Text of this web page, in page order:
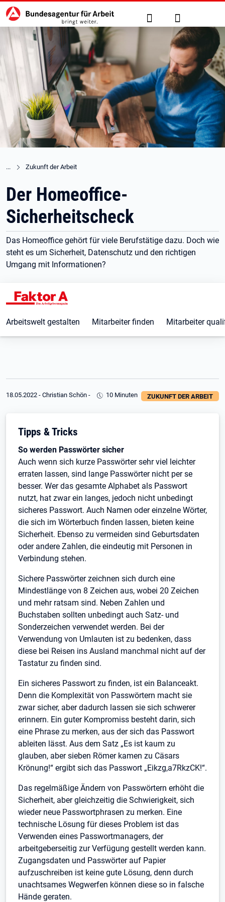
zu den Hauptinhalten springen
Hauptnavigation Suche Anmelden
Zukunft der Arbeit
Der Homeoffice-
Sicherheitscheck
Das Homeoffice gehört für viele Berufstätige dazu. Doch wie
steht es um Sicherheit, Datenschutz und den richtigen
Umgang mit Informationen?
Arbeitswelt gestalten Mitarbeiter finden Mitarbeiter
18.05.2022 - Christian Schön - 10 Minuten ZUKUNFT DER ARBEIT
Tipps & Tricks
So werden Passwörter sicher
Auch wenn sich kurze Passwörter sehr viel leichter
erraten lassen, sind lange Passwörter nicht per se
besser. Wer das gesamte Alphabet als Passwort
nutzt, hat zwar ein langes, jedoch nicht unbedingt
sicheres Passwort. Auch Namen oder einzelne Wörter,
die sich im Wörterbuch finden lassen, bieten keine
Sicherheit. Ebenso zu vermeiden sind Geburtsdaten
oder andere Zahlen, die eindeutig mit Personen in
Verbindung stehen.
Sichere Passwörter zeichnen sich durch eine
Mindestlänge von 8 Zeichen aus, wobei 20 Zeichen
und mehr ratsam sind. Neben Zahlen und
Buchstaben sollten unbedingt auch Satz- und
Sonderzeichen verwendet werden. Bei der
Verwendung von Umlauten ist zu bedenken, dass
diese bei Reisen ins Ausland manchmal nicht auf der
Tastatur zu finden sind.
Ein sicheres Passwort zu finden, ist ein Balanceakt.
Denn die Komplexität von Passwörtern macht sie
zwar sicher, aber dadurch lassen sie sich schwerer
erinnern. Ein guter Kompromiss besteht darin, sich
eine Phrase zu merken, aus der sich das Passwort
ableiten lässt. Aus dem Satz „Es ist kaum zu
glauben, aber sieben Römer kamen zu Cäsars
Krönung!“ ergibt sich das Passwort „Eikzg,a7RkzCK!“.
Das regelmäßige Ändern von Passwörtern erhöht die
Sicherheit, aber gleichzeitig die Schwierigkeit, sich
wieder neue Passwortphrasen zu merken. Eine
technische Lösung für dieses Problem ist das
Verwenden eines Passwortmanagers, der
arbeitgeberseitig zur Verfügung gestellt werden kann.
Zugangsdaten und Passwörter auf Papier
aufzuschreiben ist keine gute Lösung, denn durch
unachtsames Wegwerfen können diese so in falsche
Hände geraten.